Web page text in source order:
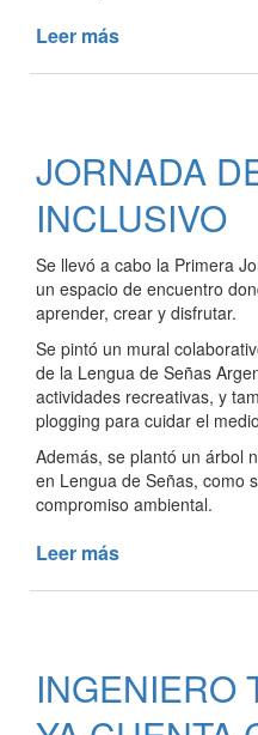
Leer más
JORNADA
INCLUSIVO
Se llevó a cabo la Primera
un espacio de encuentro
aprender, crear y disfrutar.
Se pintó un mural
de la Lengua de Señas
actividades recreativas, y
plogging para cuidar el
Además, se plantó un árbol
en Lengua de Señas, como
compromiso ambiental.
Leer más
INGENIERO